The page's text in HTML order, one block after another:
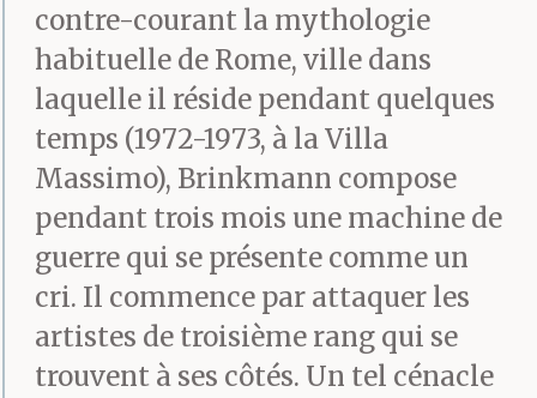
contre-courant la mythologie
habituelle de Rome, ville dans
laquelle il réside pendant quelques
temps (1972-1973, à la Villa
Massimo), Brinkmann compose
pendant trois mois une machine de
guerre qui se présente comme un
cri. Il commence par attaquer les
artistes de troisième rang qui se
trouvent à ses côtés. Un tel cénacle